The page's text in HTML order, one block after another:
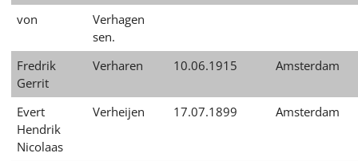
von
Verhagen
sen.
Fredrik
Gerrit
Verharen 10.06.1915 Amsterdam
Evert
Hendrik
Nicolaas
Verheijen 17.07.1899 Amsterdam